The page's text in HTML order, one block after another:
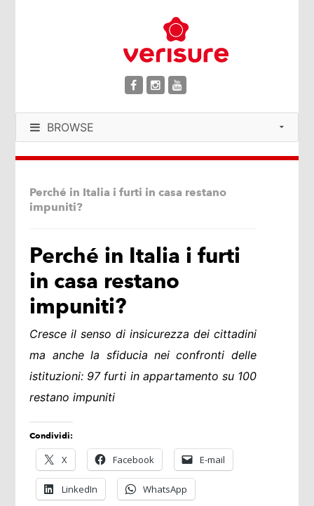
BROWSE
Perché in Italia i furti in casa restano
impuniti?
Perché in Italia i furti
in casa restano
impuniti?
Cresce il senso di insicurezza dei cittadini
ma anche la sfiducia nei confronti delle
istituzioni: 97 furti in appartamento su 100
restano impuniti
Condividi:
X Facebook E-mail
LinkedIn WhatsApp